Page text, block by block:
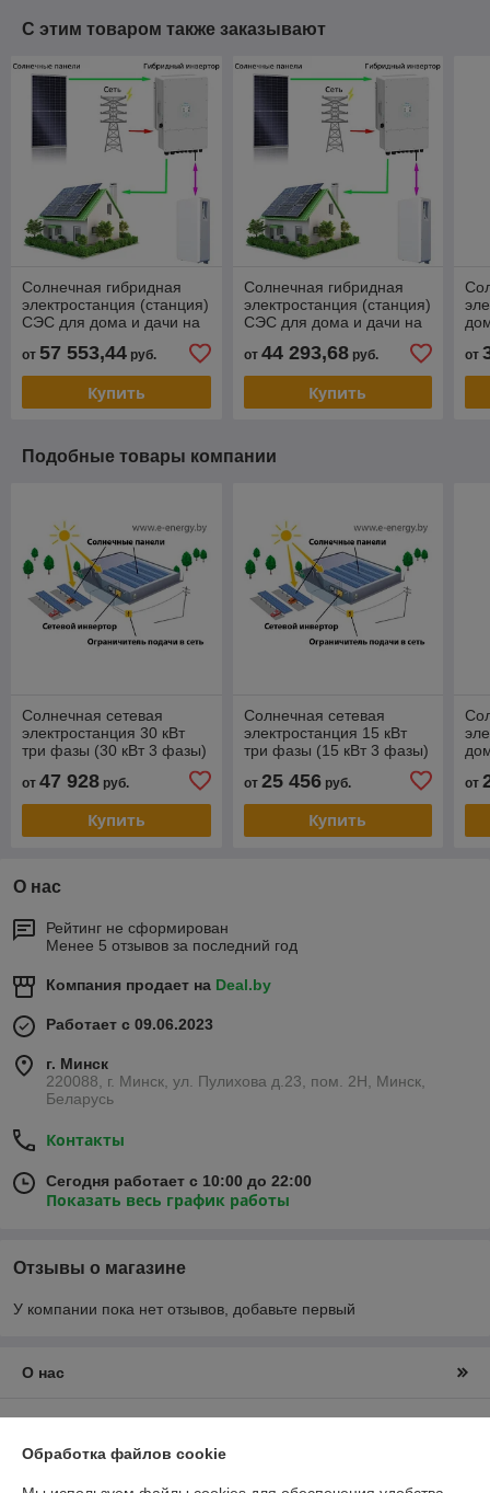
С этим товаром также заказывают
Солнечная гибридная
электростанция (станция)
СЭС для дома и дачи на
(12кВт 3 фазы)
от 57 553,44 руб.
Купить
Солнечная гибридная
электростанция (станция)
СЭС для дома и дачи на
(10кВт 3 фазы)
от 44 293,68руб.
Купить
от
Подобные товары компании
Солнечная сетевая
электростанция 30 кВт
три фазы (30 кВт 3 фазы)
от 47 928 руб.
Купить
Солнечная сетевая
электростанция 15 кВт
три фазы (15 кВт 3 фазы)
от 25 456руб.
Купить
от
О нас
Рейтинг не сформирован
Менее 5 отзывов за последний год
Компания продает на Deal.by
Работает с 09.06.2023
г. Минск
220088, г. Минск, ул. Пулихова д.23, пом. 2Н, Минск,
Беларусь
Контакты
Сегодня работает с 10:00 до 22:00
Показать весь график работы
Отзывы о магазине
У компании пока нет отзывов, добавьте первый
О нас
Обработка файлов cookie